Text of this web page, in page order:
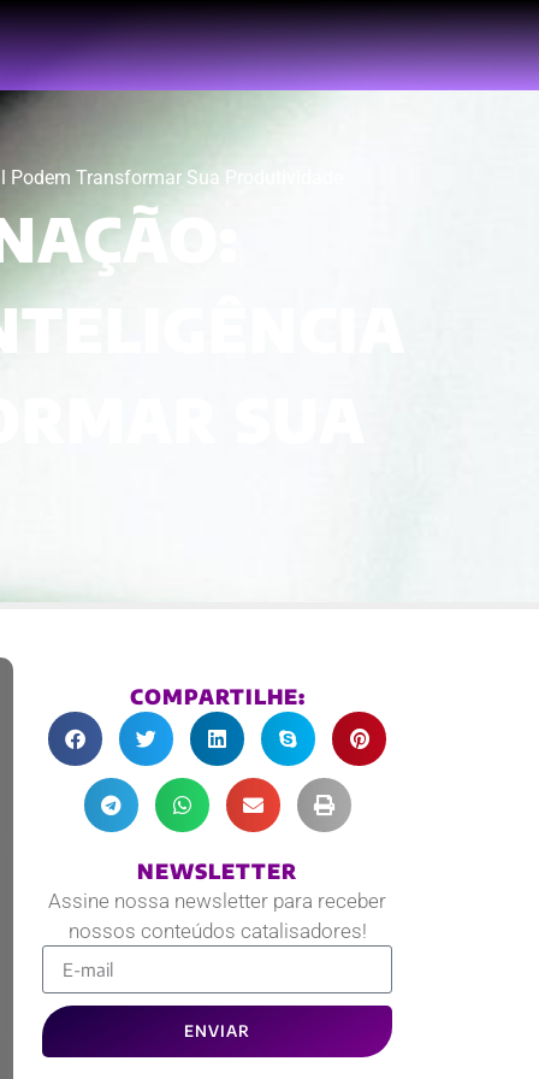
Podem Transformar Sua Produtividade
COMPARTILHE:
NEWSLETTER
Assine nossa newsletter para receber
nossos conteúdos catalisadores!
ENVIAR